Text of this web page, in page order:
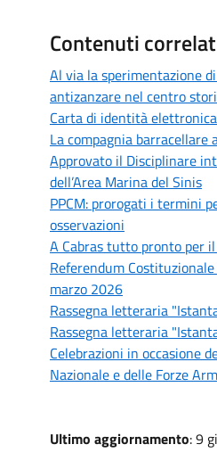
Contenuti
Al via la sperimentazione
antizanzare nel centro
Carta di identità elettronica
La compagnia barracellare
Approvato il Disciplinare
dell’Area Marina del Sinis
PPCM: prorogati i termini
osservazioni
A Cabras tutto pronto per
Referendum
marzo 2026
Rassegna letteraria
Rassegna letteraria
Celebrazioni in occasione
Nazionale e delle Forze
Ultimo aggiornamento: 9